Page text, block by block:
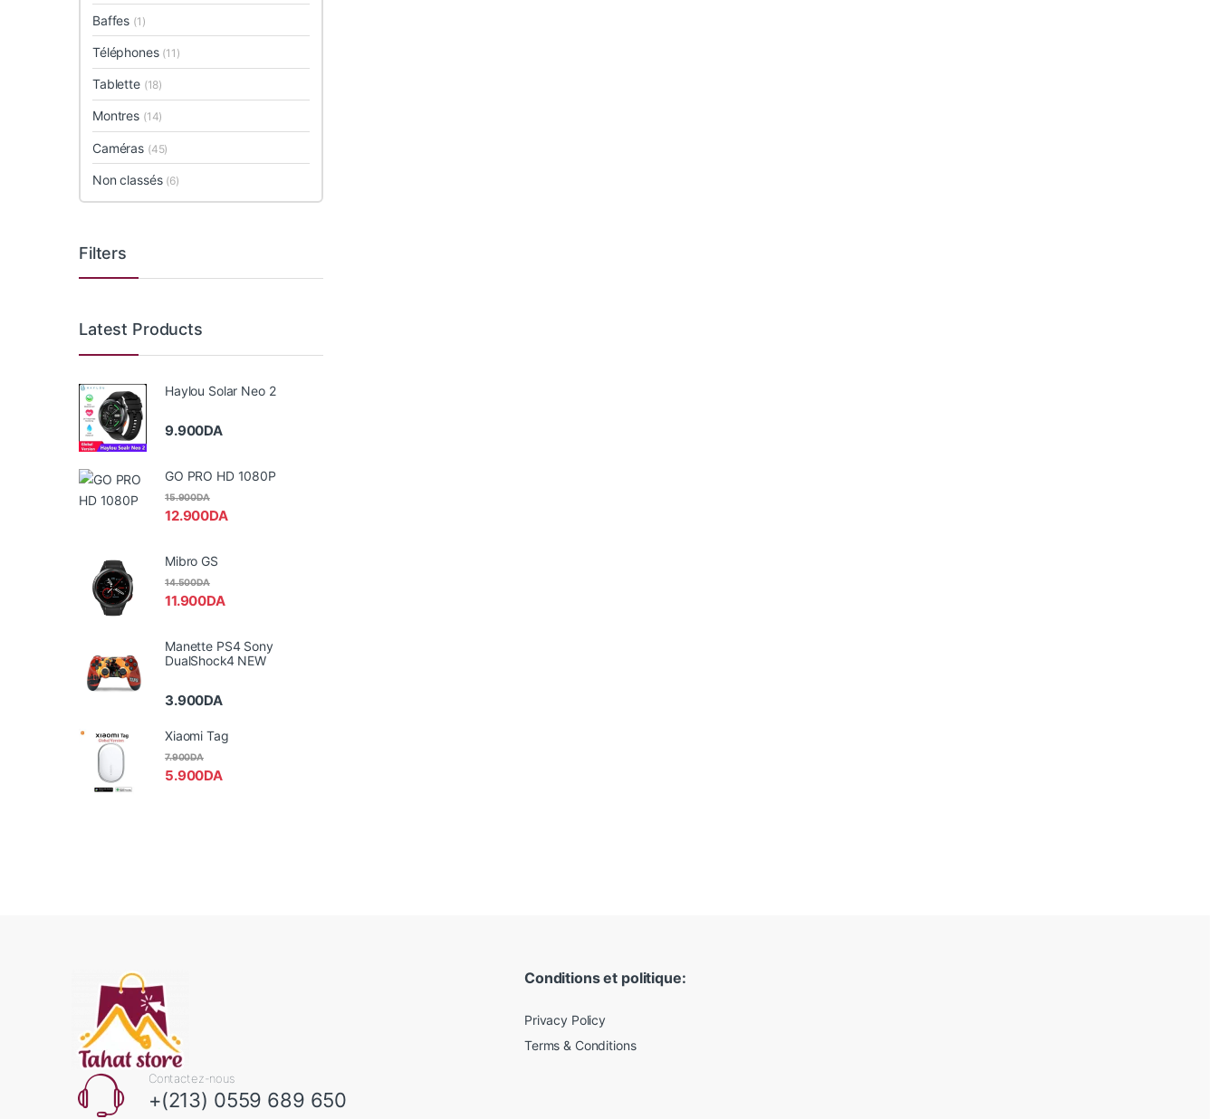
Baffes (1)
Téléphones (11)
Tablette (18)
Montres (14)
Caméras (45)
Non classés (6)
Filters
Latest Products
Haylou Solar Neo 2
9.900DA
GO PRO HD 1080P
12.900DA
15.900DA
Mibro GS
11.900DA
14.500DA
Manette PS4 Sony
DualShock4 NEW
3.900DA
Xiaomi Tag
5.900DA
7.900DA
Contactez-nous
+(213) 0559 689 650
Conditions et politique:
Privacy Policy
Terms & Conditions